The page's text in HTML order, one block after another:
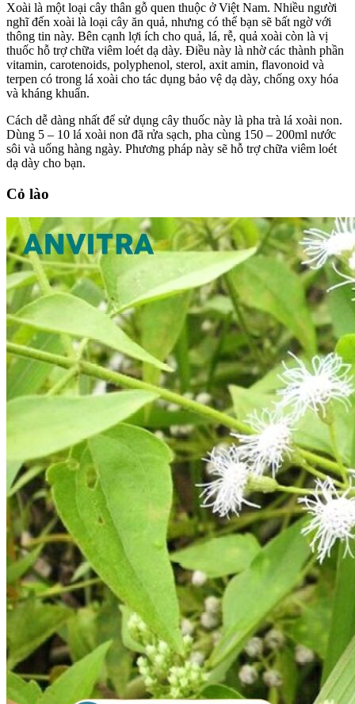
Xoài là một loại cây thân gỗ quen thuộc ở Việt Nam. Nhiều người
nghĩ đến xoài là loại cây ăn quả, nhưng có thể bạn sẽ bất ngờ với
thông tin này. Bên cạnh lợi ích cho quả, lá, rễ, quả xoài còn là vị
thuốc hỗ trợ chữa viêm loét dạ dày. Điều này là nhờ các thành phần
vitamin, carotenoids, polyphenol, sterol, axit amin, flavonoid và
terpen có trong lá xoài cho tác dụng bảo vệ dạ dày, chống oxy hóa
và kháng khuẩn.
Cách dễ dàng nhất để sử dụng cây thuốc này là pha trà lá xoài non.
Dùng 5 – 10 lá xoài non đã rửa sạch, pha cùng 150 – 200ml nước
sôi và uống hàng ngày. Phương pháp này sẽ hỗ trợ chữa viêm loét
dạ dày cho bạn.
Cỏ lào